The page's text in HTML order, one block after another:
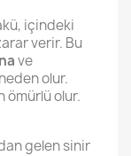
içindeki
verir. Bu
ve
olur.
ömürlü olur.
gelen sinir